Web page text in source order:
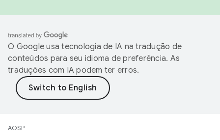
O Google usa tecnologia de IA na tradução de
conteúdos para seu idioma de preferência. As
traduções com IA podem ter erros.
AOSP